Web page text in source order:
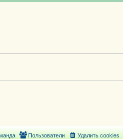
Удалить cookies
Пользователи